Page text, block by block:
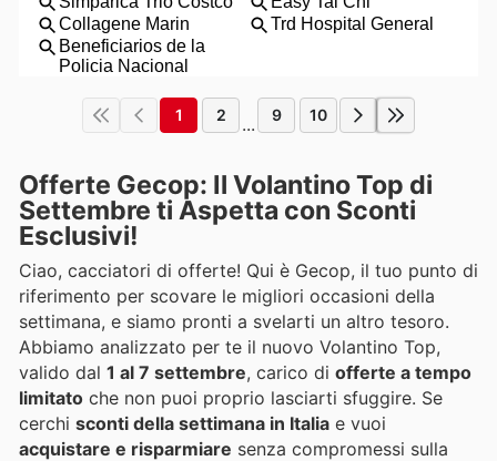
1 2 ... 9 10
Offerte Gecop: Il Volantino Top di
Settembre ti Aspetta con Sconti
Esclusivi!
Ciao, cacciatori di offerte! Qui è Gecop, il tuo punto di
riferimento per scovare le migliori occasioni della
settimana, e siamo pronti a svelarti un altro tesoro.
Abbiamo analizzato per te il nuovo Volantino Top,
valido dal 1 al 7 settembre, carico di offerte a tempo
limitato che non puoi proprio lasciarti sfuggire. Se
cerchi sconti della settimana in Italia e vuoi
acquistare e risparmiare senza compromessi sulla